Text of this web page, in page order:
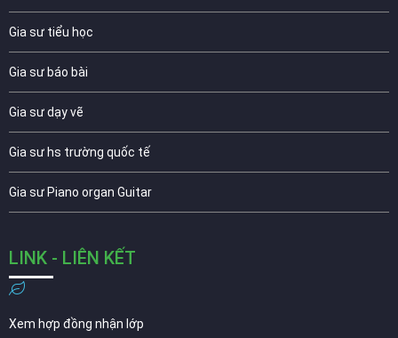
Gia sư tiểu học
Gia sư báo bài
Gia sư dạy vẽ
Gia sư hs trường quốc tế
Gia sư Piano organ Guitar
LINK - LIÊN KẾT
Xem hợp đồng nhận lớp